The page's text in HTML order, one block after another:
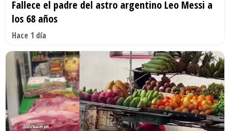
Fallece el padre del astro argentino Leo Messi a
los 68 años
Hace 1 día